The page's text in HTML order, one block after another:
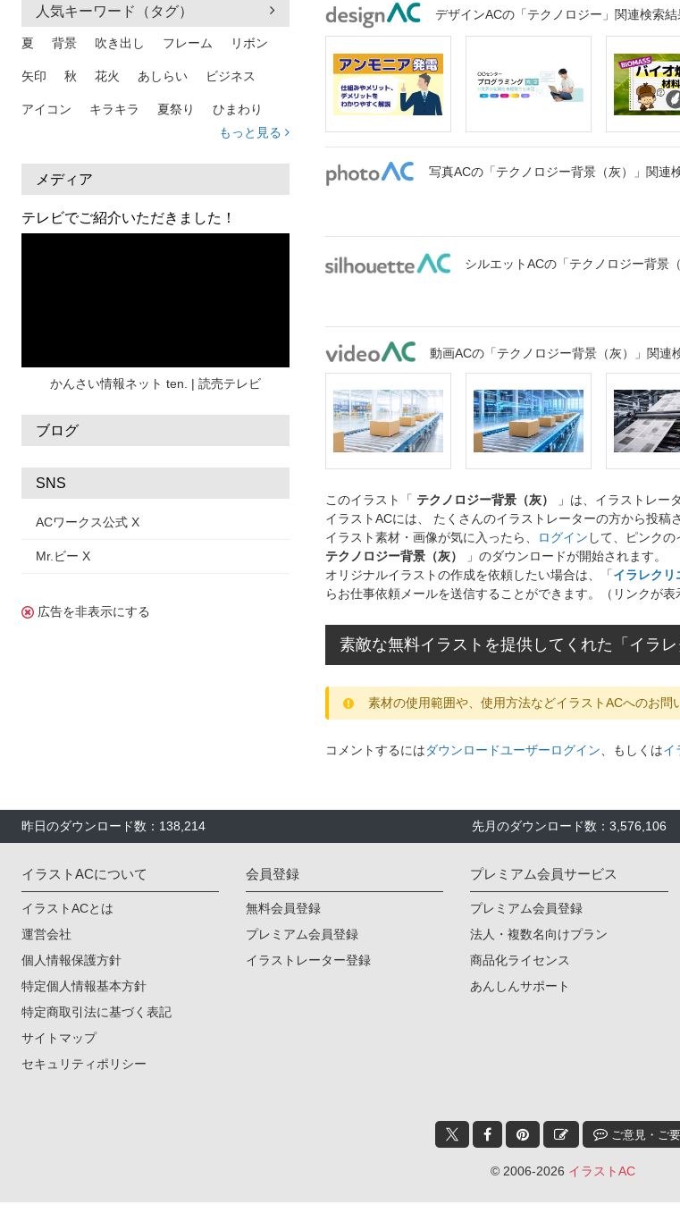
人気キーワード（タグ）
夏 背景 吹き出し フレーム リボン
矢印 秋 花火 あしらい ビジネス
アイコン キラキラ 夏祭り ひまわり
熱中症
人物 暑中見舞い
日本地図 海
もっと見る
メディア
テレビでご紹介いただきました！
かんさい情報ネット ten. | 読売テレビ
ブログ
SNS
ACワークス公式 X
Mr.ビー X
広告を非表示にする
デザインACの「テクノロジー」関連検索結
写真ACの「テクノロジー背景（灰）」関連
シルエットACの「テクノロジー背景
動画ACの「テクノロジー背景（灰）」関連
このイラスト「 テクノロジー背景（灰） 」は、イラストレー
イラストACには、 たくさんのイラストレーターの方から投
イラスト素材・画像が気に入ったら、
ログイン して、ピンクの
テクノロジー背景（灰）
」のダウンロードが開始されます。
オリジナルイラストの作成を依頼したい場合は、「イラレクリ
らお仕事依頼メールを送信することができます。（リンクが
素敵な無料イラストを提供してくれた「イラ
素材の使用範囲や、使用方法などイラストACへのお問
コメントするにはダウンロードユーザーログイン 、もしくはイ
昨日のダウンロード数：138,214 先月のダウンロード数：3,576,106
イラストACについて
イラストACとは
運営会社
個人情報保護方針
特定個人情報基本方針
特定商取引法に基づく表記
サイトマップ
セキュリティポリシー
会員登録
無料会員登録
プレミアム会員登録
イラストレーター登録
プレミアム会員サービス
プレミアム会員登録
法人・複数名向けプラン
商品化ライセンス
あんしんサポート
ご意見・ご
© 2006-2026 イラストAC